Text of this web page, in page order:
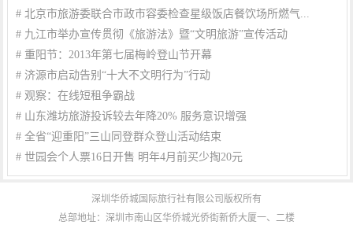
# 北京市旅游委联合市政市容委检查星级饭店餐饮场所燃气...
# 九江市举办宣传贯彻《旅游法》暨“文明旅游”宣传活动
# 重阳节：2013年第七届梅岭登山节开幕
# 济源市启动告别“十大不文明行为”行动
# 观察：在线短租争霸战
# 山东潍坊旅游投诉较去年降20% 服务意识增强
# 全省“迎重阳”三山同登群众登山活动结束
# 世园会个人票16日开售 明年4月前买少掏20元
深圳华侨城国际旅行社有限公司版权所有
总部地址：深圳市南山区华侨城光侨街新侨大厦一、二楼